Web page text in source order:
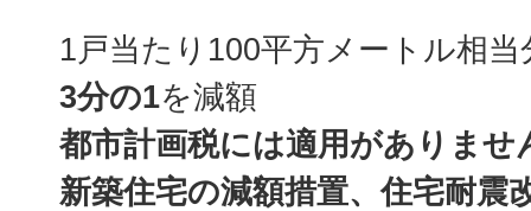
1戸当たり100平方メートル相
3分の1を減額
都市計画税には適用がありませ
新築住宅の減額措置、住宅耐震